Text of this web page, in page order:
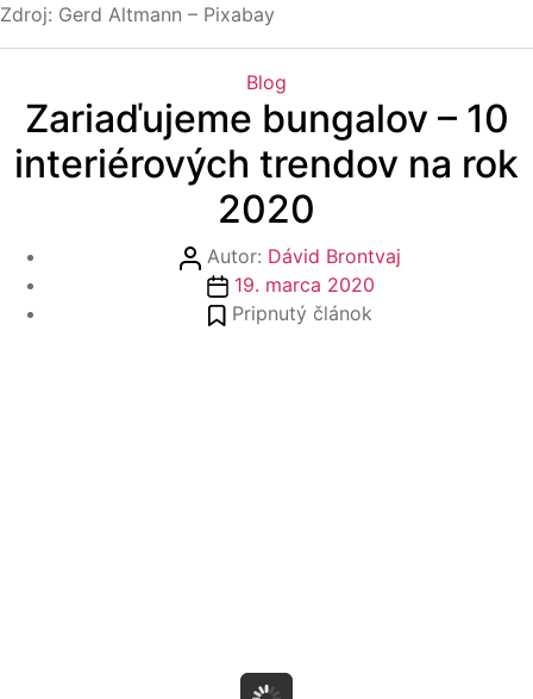
Zdroj: Gerd Altmann – Pixabay
Kategórie
Blog
Zariaďujeme bungalov – 10
interiérových trendov na rok
2020
Autor
článku
Autor: Dávid Brontvaj
Dátum
článku
19. marca 2020
Pripnutý článok